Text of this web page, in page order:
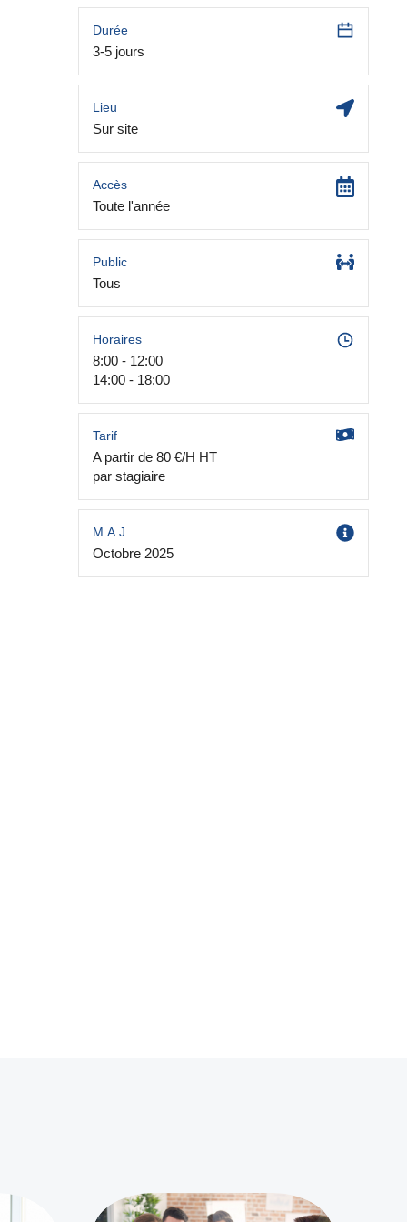
Durée
3-5 jours
Lieu
Sur site
Accès
Toute l'année
Public
Tous
Horaires
8:00 - 12:00
14:00 - 18:00
Tarif
A partir de 80 €/H HT
par stagiaire
M.A.J
Octobre 2025